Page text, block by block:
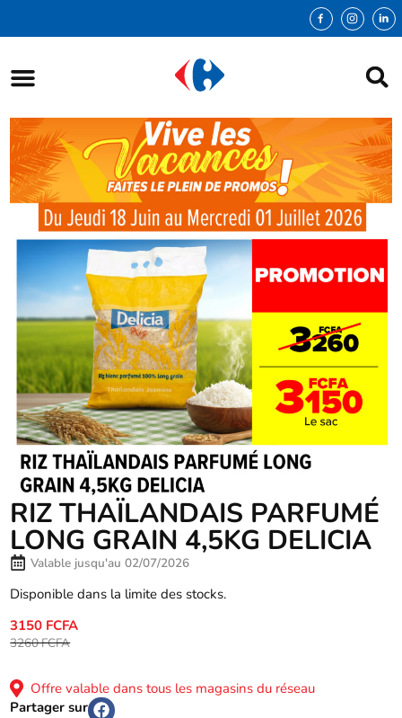
RIZ THAÏLANDAIS PARFUMÉ
LONG GRAIN 4,5KG DELICIA
Valable jusqu'au 02/07/2026
Disponible dans la limite des stocks.
3150 FCFA
3260 FCFA
Offre valable dans tous les magasins du réseau
Partager sur